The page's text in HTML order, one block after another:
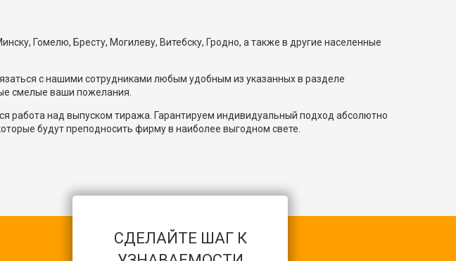
Гомелю, Бресту, Могилеву, Витебску, Гродно, а также в другие населенные
с нашими сотрудниками любым удобным из указанных в разделе
смелые ваши пожелания.
работа над выпуском тиража. Гарантируем индивидуальный подход абсолютно
будут преподносить фирму в наиболее выгодном свете.
СДЕЛАЙТЕ ШАГ К